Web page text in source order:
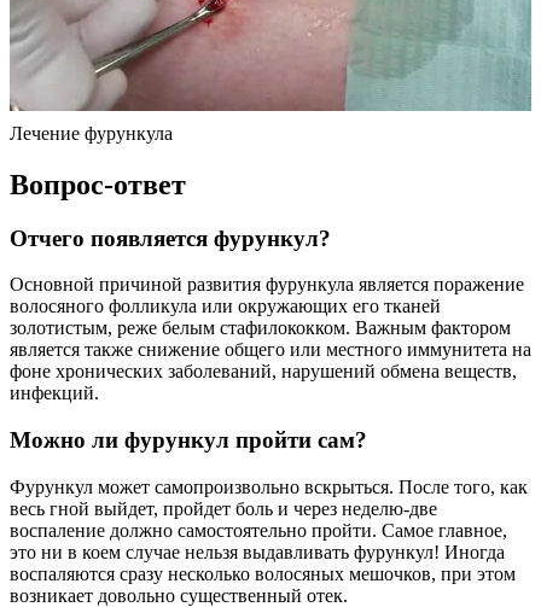
Лечение фурункула
Вопрос-ответ
Отчего появляется фурункул?
Основной причиной развития фурункула является поражение
волосяного фолликула или окружающих его тканей
золотистым, реже белым стафилококком. Важным фактором
является также снижение общего или местного иммунитета на
фоне хронических заболеваний, нарушений обмена веществ,
инфекций.
Можно ли фурункул пройти сам?
Фурункул может самопроизвольно вскрыться. После того, как
весь гной выйдет, пройдет боль и через неделю-две
воспаление должно самостоятельно пройти. Самое главное,
это ни в коем случае нельзя выдавливать фурункул! Иногда
воспаляются сразу несколько волосяных мешочков, при этом
возникает довольно существенный отек.